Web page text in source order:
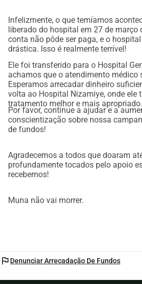
Infelizmente, o que temíamos
liberado do hospital em 27 de março
conta não pôde ser paga, e o
drástica. Isso é realmente terrível!
Ele foi transferido para o Hospital
achamos que o atendimento médico
Esperamos arrecadar dinheiro
volta ao Hospital Nizamiye, onde ele
tratamento melhor e mais apropriado.
Por favor, continue a ajudar e a
conscientização sobre nossa
de fundos!
Agradecemos a todos que doaram
profundamente tocados pelo apoio
recebemos!
Muna não vai morrer.
flag Denunciar Arrecadação De Fundos